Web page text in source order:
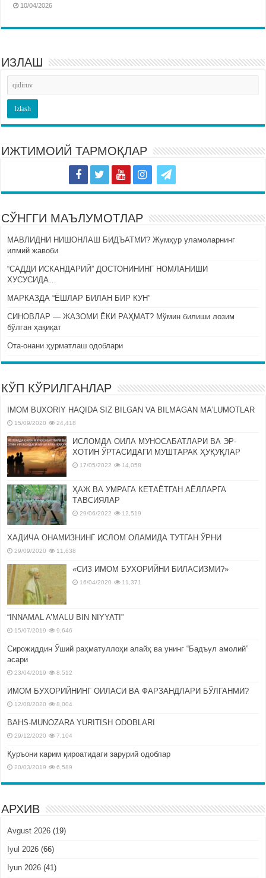
10/04/2026
ИЗЛАШ
ИЖТИМОИЙ ТАРМОҚЛАР
СЎНГГИ МАЪЛУМОТЛАР
МАВЛИДНИ НИШОНЛАШ БИДЪАТМИ? Жумҳур уламоларнинг
илмий жавоби
“САДДИ ИСКАНДАРИЙ” ДОСТОНИНИНГ НОМЛАНИШИ
ХУСУСИДА…
МАРКАЗДА “ЁШЛАР БИЛАН БИР КУН”
СИНОВЛАР — ЖАЗОМИ ЁКИ РАҲМАТ? Мўмин билиши лозим
бўлган ҳақиқат
Ота-онани ҳурматлаш одоблари
КЎП КЎРИЛГАНЛАР
IMOM BUXORIY HAQIDA SIZ BILGAN VA BILMAGAN MA’LUMOTLAR
15/09/2020 24,418
ИСЛОМДА ОИЛА МУНОСАБАТЛАРИ ВА ЭР-
ХОТИН ЎРТАСИДАГИ МУШТАРАК ҲУҚУҚЛАР
17/05/2022 14,058
ҲАЖ ВА УМРАГА КЕТАЁТГАН АЁЛЛАРГА
ТАВСИЯЛАР
29/06/2022 12,519
ХАДИЧА ОНАМИЗНИНГ ИСЛОМ ОЛАМИДА ТУТГАН ЎРНИ
29/09/2020 11,638
«СИЗ ИМОМ БУХОРИЙНИ БИЛАСИЗМИ?»
16/04/2020 11,371
“INNAMAL A’MALU BIN NIYYATI”
15/07/2019 9,646
Сирожиддин Ўший раҳматуллоҳи алайҳ ва унинг “Бадъул амолий”
асари
23/04/2019 8,512
ИМОМ БУХОРИЙНИНГ ОИЛАСИ ВА ФАРЗАНДЛАРИ БЎЛГАНМИ?
12/08/2020 8,004
BAHS-MUNOZARA YURITISH ODOBLARI
29/12/2020 7,104
Қуръони карим қироатидаги зарурий одоблар
20/03/2019 6,589
АРХИВ
Avgust 2026 (19)
Iyul 2026 (66)
Iyun 2026 (41)